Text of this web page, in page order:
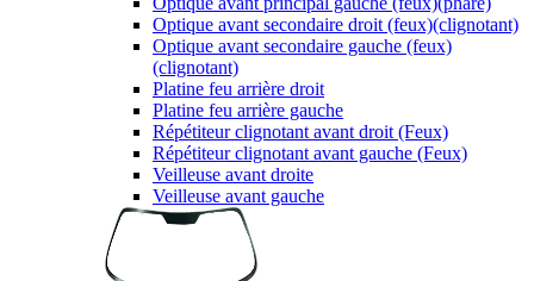
Optique avant secondaire droit (feux)(clignotant)
Optique avant secondaire gauche (feux)
(clignotant)
Platine feu arrière droit
Platine feu arrière gauche
Répétiteur clignotant avant droit (Feux)
Répétiteur clignotant avant gauche (Feux)
Veilleuse avant droite
Veilleuse avant gauche